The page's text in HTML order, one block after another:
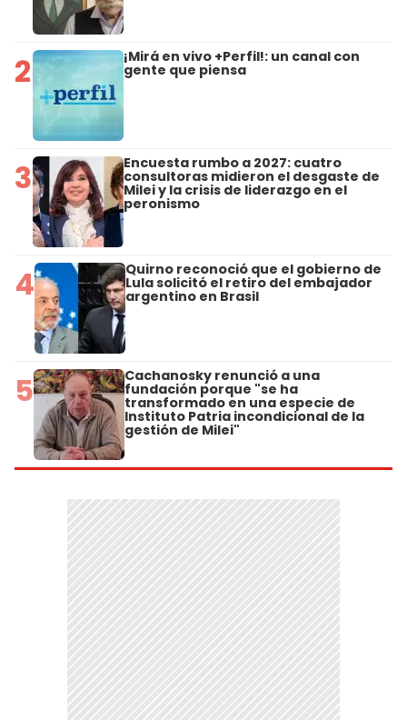
2 ¡Mirá en vivo +Perfil!: un canal con
gente que piensa
3 Encuesta rumbo a 2027: cuatro
consultoras midieron el desgaste de
Milei y la crisis de liderazgo en el
peronismo
4 Quirno reconoció que el gobierno de
Lula solicitó el retiro del embajador
argentino en Brasil
5 Cachanosky renunció a una
fundación porque "se ha
transformado en una especie de
Instituto Patria incondicional de la
gestión de Milei"